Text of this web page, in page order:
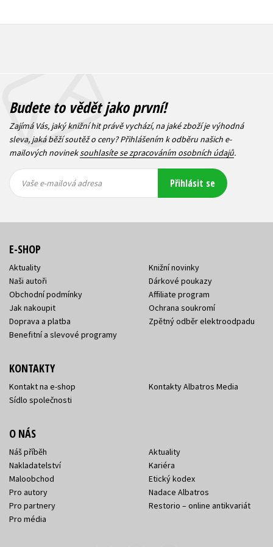
Budete to vědět jako první!
Zajímá Vás, jaký knižní hit právě vychází, na jaké zboží je výhodná
sleva, jaká běží soutěž o ceny? Přihlášením k odběru našich e-
mailových novineksouhlasíte se zpracováním osobních údajů.
mailová
mailová
Vaše e-mailová adresa Přihlásit se
E-SHOP
Aktuality
Naši autoři
Obchodní podmínky
Jak nakoupit
Doprava a platba
Benefitní a slevové programy
Knižní novinky
Dárkové poukazy
Affiliate program
Ochrana soukromí
Zpětný odběr elektroodpadu
KONTAKTY
Kontakt na e-shop
Sídlo společnosti
Kontakty Albatros Media
O NÁS
Náš příběh
Nakladatelství
Maloobchod
Pro autory
Pro partnery
Pro média
Aktuality
Kariéra
Etický kodex
Nadace Albatros
Restorio – online antikvariát